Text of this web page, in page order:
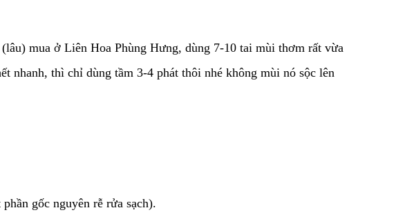
mua ở Liên Hoa Phùng Hưng, dùng 7-10 tai mùi thơm rất vừa
nhanh, thì chỉ dùng tầm 3-4 phát thôi nhé không mùi nó sộc lên
gốc nguyên rễ rửa sạch).